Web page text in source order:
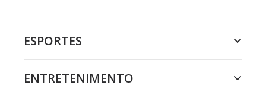
ESPORTES
ENTRETENIMENTO